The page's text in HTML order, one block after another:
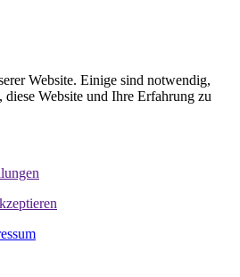
Website. Einige sind notwendig,
diese Website und Ihre Erfahrung zu